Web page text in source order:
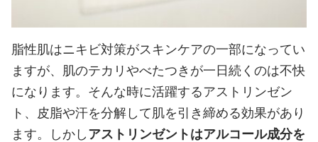
脂性肌はニキビ対策がスキンケアの一部になってい
ますが、肌のテカリやべたつきが一日続くのは不快
になります。そんな時に活躍するアストリンゼン
ト、皮脂や汗を分解して肌を引き締める効果があり
ます。しかし アストリンゼントはアルコール成分を